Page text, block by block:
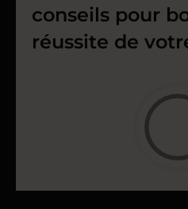
conseils pour
réussite de